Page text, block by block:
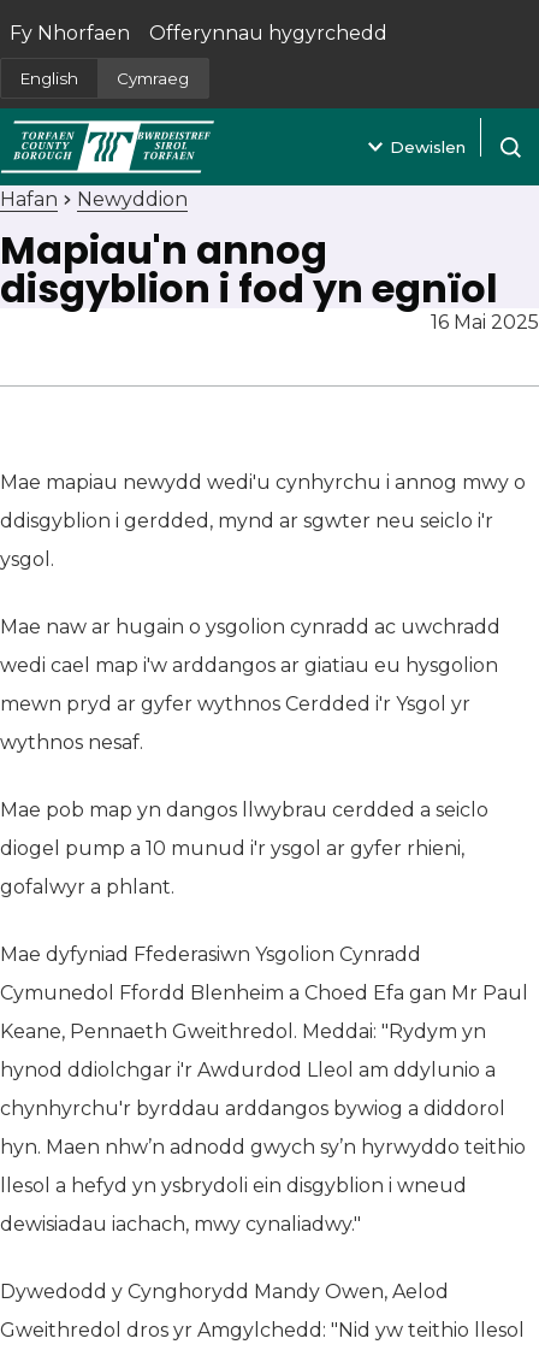
English Cymraeg
Fy Nhorfaen
(yn agor mewn tab newydd)
Offerynnau hygyrchedd
Dewislen
Hafan Newyddion
Mapiau'n annog
disgyblion i fod yn egnïol
16 Mai 2025
Mae mapiau newydd wedi'u cynhyrchu i annog mwy o
ddisgyblion i gerdded, mynd ar sgwter neu seiclo i'r
ysgol.
Mae naw ar hugain o ysgolion cynradd ac uwchradd
wedi cael map i'w arddangos ar giatiau eu hysgolion
mewn pryd ar gyfer wythnos Cerdded i'r Ysgol yr
wythnos nesaf.
Mae pob map yn dangos llwybrau cerdded a seiclo
diogel pump a 10 munud i'r ysgol ar gyfer rhieni,
gofalwyr a phlant.
Mae dyfyniad Ffederasiwn Ysgolion Cynradd
Cymunedol Ffordd Blenheim a Choed Efa gan Mr Paul
Keane, Pennaeth Gweithredol. Meddai: "Rydym yn
hynod ddiolchgar i'r Awdurdod Lleol am ddylunio a
chynhyrchu'r byrddau arddangos bywiog a diddorol
hyn. Maen nhw’n adnodd gwych sy’n hyrwyddo teithio
llesol a hefyd yn ysbrydoli ein disgyblion i wneud
dewisiadau iachach, mwy cynaliadwy."
Dywedodd y Cynghorydd Mandy Owen, Aelod
Gweithredol dros yr Amgylchedd: "Nid yw teithio llesol